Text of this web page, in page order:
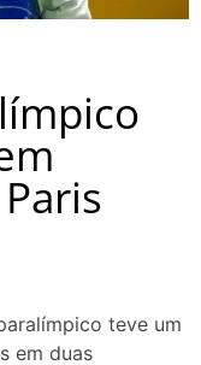
teve um
em duas